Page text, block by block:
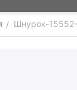
/ Шнурок-